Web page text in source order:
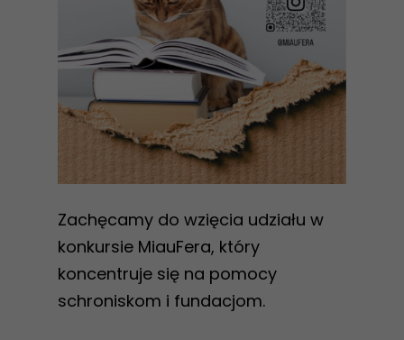
Zachęcamy do wzięcia udziału w
konkursie MiauFera, który
koncentruje się na pomocy
schroniskom i fundacjom.